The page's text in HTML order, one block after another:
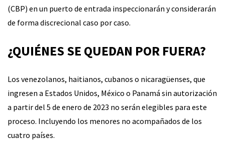
(CBP) en un puerto de entrada inspeccionarán y considerarán
de forma discrecional caso por caso.
¿QUIÉNES SE QUEDAN POR FUERA?
Los venezolanos, haitianos, cubanos o nicaragüenses, que
ingresen a Estados Unidos, México o Panamá sin autorización
a partir del 5 de enero de 2023 no serán elegibles para este
proceso. Incluyendo los menores no acompañados de los
cuatro países.